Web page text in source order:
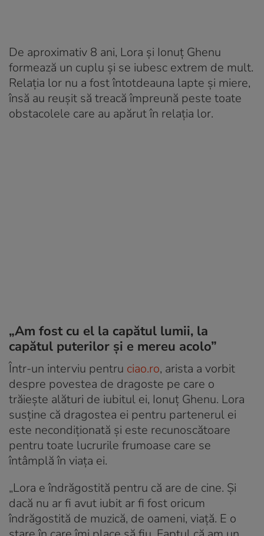
De aproximativ 8 ani, Lora și Ionuț Ghenu
formează un cuplu și se iubesc extrem de mult.
Relația lor nu a fost întotdeauna lapte și miere,
însă au reușit să treacă împreună peste toate
obstacolele care au apărut în relația lor.
„Am fost cu el la capătul lumii, la
capătul puterilor și e mereu acolo”
Într-un interviu pentru ciao.ro, arista a vorbit
despre povestea de dragoste pe care o
trăiește alături de iubitul ei, Ionuț Ghenu. Lora
susține că dragostea ei pentru partenerul ei
este necondiționată și este recunoscătoare
pentru toate lucrurile frumoase care se
întâmplă în viața ei.
„Lora e îndrăgostită pentru că are de cine. Și
dacă nu ar fi avut iubit ar fi fost oricum
îndrăgostită de muzică, de oameni, viață. E o